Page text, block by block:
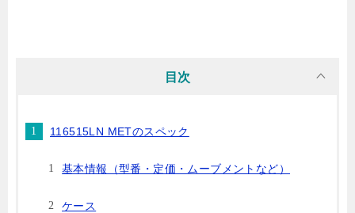
目次
116515LN METのスペック
基本情報（型番・定価・ムーブメントなど）
ケース